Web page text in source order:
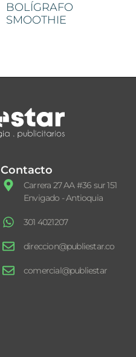
BOLÍGRAFO
SMOOTHIE
Contacto
Carrera 27 AA #36 sur 151
Envigado - Antioquia
301 4021207
direccion@publiestar.co
comercial@publiestar